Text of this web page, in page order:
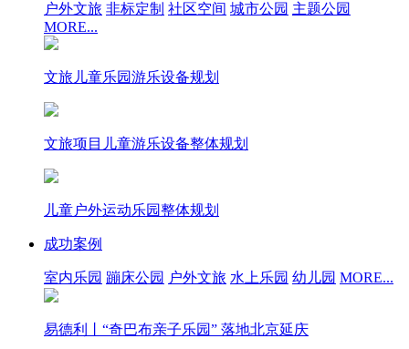
户外文旅 非标定制 社区空间 城市公园 主题公园
MORE...
文旅儿童乐园游乐设备规划
文旅项目儿童游乐设备整体规划
儿童户外运动乐园整体规划
成功案例
室内乐园 蹦床公园 户外文旅 水上乐园 幼儿园 MORE...
易德利丨“奇巴布亲子乐园” 落地北京延庆